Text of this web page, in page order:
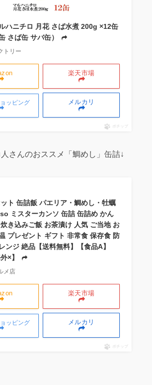
ハニチロ 月花 さば水煮 200g ×12缶
さば缶 サバ缶）
トリー
楽天市場
ッピング メルカリ
ポチップ
さんのおススメ「鯛めし」缶詰↓
ト 缶詰飯 パエリア・鯛めし・牡蠣
ミスターカンソ 缶詰 缶詰め かん
き込みご飯 お茶漬け 人気 ご当地 お
プレゼント ギフト 非常食 保存食 防
ンジ 絶品【送料無料】【食品A】
×】
メ店
楽天市場
ッピング メルカリ
ポチップ